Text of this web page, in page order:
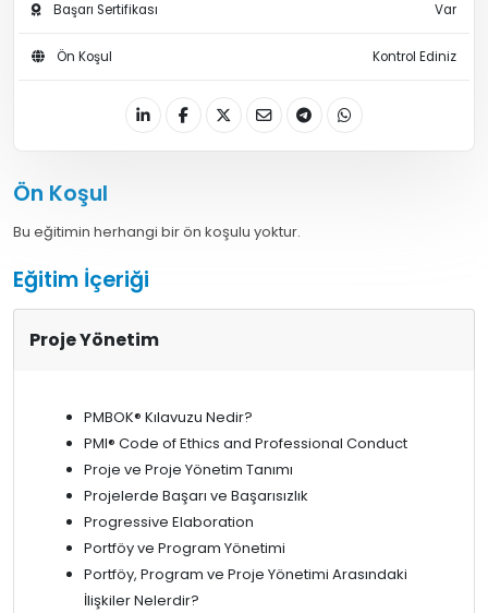
Başarı Sertifikası Var
Ön Koşul Kontrol Ediniz
Ön Koşul
Bu eğitimin herhangi bir ön koşulu yoktur.
Eğitim İçeriği
Proje Yönetim
PMBOK® Kılavuzu Nedir?
PMI® Code of Ethics and Professional Conduct
Proje ve Proje Yönetim Tanımı
Projelerde Başarı ve Başarısızlık
Progressive Elaboration
Portföy ve Program Yönetimi
Portföy, Program ve Proje Yönetimi Arasındaki
İlişkiler Nelerdir?